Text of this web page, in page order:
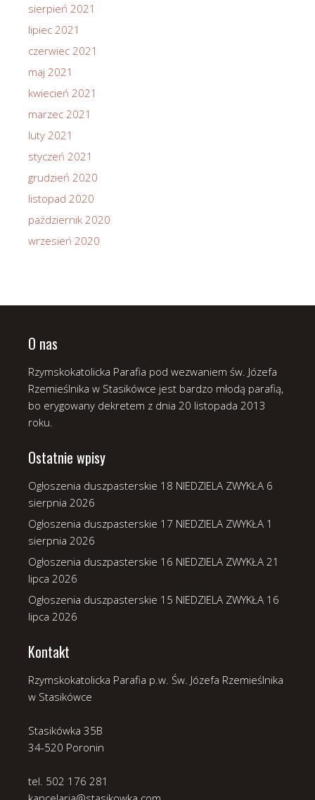
sierpień 2021
lipiec 2021
czerwiec 2021
maj 2021
kwiecień 2021
marzec 2021
luty 2021
styczeń 2021
grudzień 2020
listopad 2020
październik 2020
wrzesień 2020
O nas
Rzymskokatolicka Parafia pod wezwaniem św. Józefa
Rzemieślnika w Stasikówce jest bardzo młodą parafią,
bo erygowany dekretem z dnia 20 listopada 2013
roku.
Ostatnie wpisy
Ogłoszenia duszpasterskie 18 NIEDZIELA ZWYKŁA 6
sierpnia 2026
Ogłoszenia duszpasterskie 17 NIEDZIELA ZWYKŁA 1
sierpnia 2026
Ogłoszenia duszpasterskie 16 NIEDZIELA ZWYKŁA 21
lipca 2026
Ogłoszenia duszpasterskie 15 NIEDZIELA ZWYKŁA 16
lipca 2026
Kontakt
Rzymskokatolicka Parafia p.w. Św. Józefa Rzemieślnika
w Stasikówce
Stasikówka 35B
34-520 Poronin
tel. 502 176 281